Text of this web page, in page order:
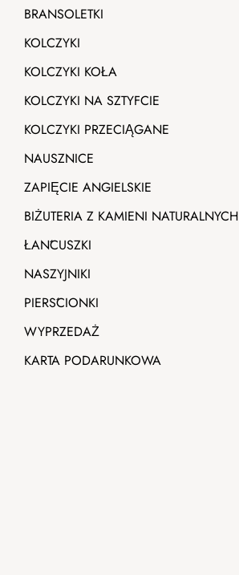
BRANSOLETKI
KOLCZYKI
KOLCZYKI KOŁA
KOLCZYKI NA SZTYFCIE
KOLCZYKI PRZECIĄGANE
NAUSZNICE
ZAPIĘCIE ANGIELSKIE
BIŻUTERIA Z KAMIENI NATURALNYCH
ŁAŃCUSZKI
NASZYJNIKI
PIERŚCIONKI
WYPRZEDAŻ
KARTA PODARUNKOWA